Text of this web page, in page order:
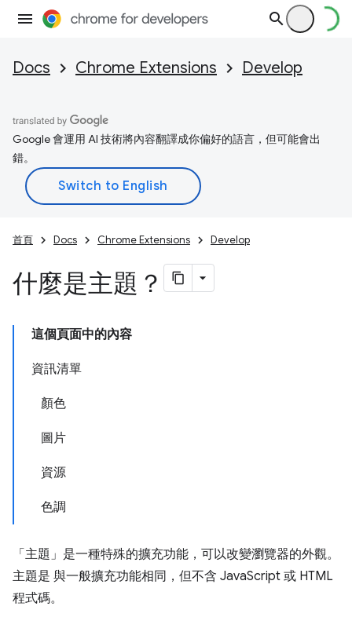
Docs Chrome Extensions Develop
Google 會運用 AI 技術將內容翻譯成你偏好的語言，但可能會出
錯。
首頁 Docs Chrome Extensions Develop
什麼是主題？
這個頁面中的內容
資訊清單
顏色
圖片
資源
色調
「主題」 是一種特殊的擴充功能，可以改變瀏覽器的外觀。
主題是 與一般擴充功能相同，但不含 JavaScript 或 HTML
程式碼。